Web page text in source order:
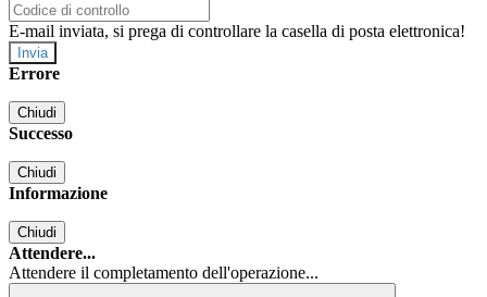
E-mail inviata, si prega di controllare la casella di posta elettronica!
Errore
Chiudi
Successo
Chiudi
Informazione
Chiudi
Attendere...
Attendere il completamento dell'operazione...